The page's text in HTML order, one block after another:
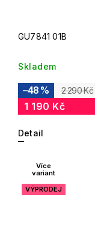
GU7841 01B
Skladem
2 290 Kč
–48 %
1 190 Kč
Detail
Více
variant
VÝPRODEJ